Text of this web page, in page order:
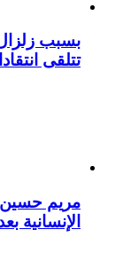
بسبب
تتلقى
مريم حسين
الإنسانية